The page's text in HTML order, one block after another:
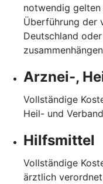
notwendig
Überführung der
Deutschland
Arznei-,
Vollständige
Heil- und
Hilfsmittel
Vollständige
ärztlich